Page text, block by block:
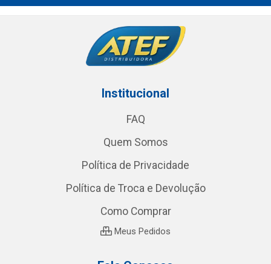
Institucional
FAQ
Quem Somos
Política de Privacidade
Política de Troca e Devolução
Como Comprar
Meus Pedidos